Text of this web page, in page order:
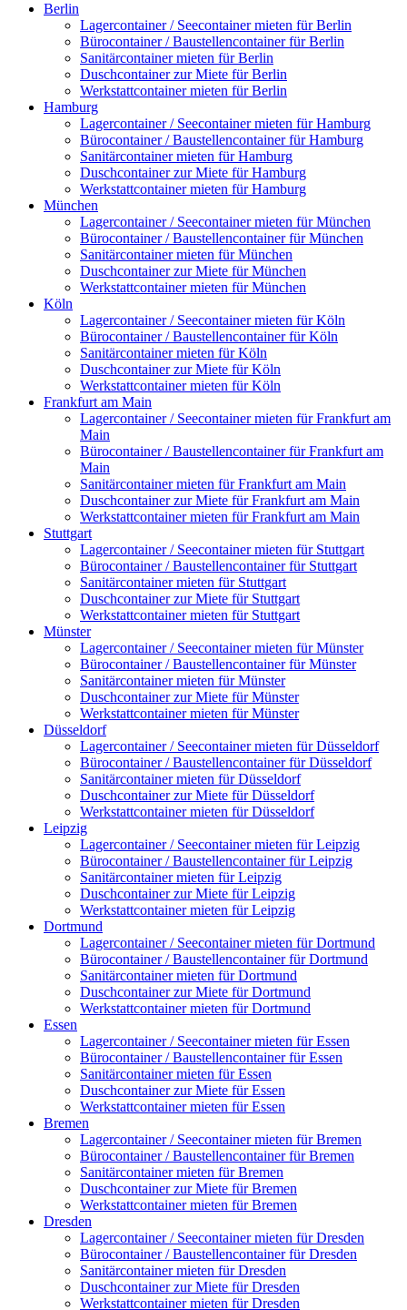
Berlin
Lagercontainer / Seecontainer mieten für Berlin
Bürocontainer / Baustellencontainer für Berlin
Sanitärcontainer mieten für Berlin
Duschcontainer zur Miete für Berlin
Werkstattcontainer mieten für Berlin
Hamburg
Lagercontainer / Seecontainer mieten für Hamburg
Bürocontainer / Baustellencontainer für Hamburg
Sanitärcontainer mieten für Hamburg
Duschcontainer zur Miete für Hamburg
Werkstattcontainer mieten für Hamburg
München
Lagercontainer / Seecontainer mieten für München
Bürocontainer / Baustellencontainer für München
Sanitärcontainer mieten für München
Duschcontainer zur Miete für München
Werkstattcontainer mieten für München
Köln
Lagercontainer / Seecontainer mieten für Köln
Bürocontainer / Baustellencontainer für Köln
Sanitärcontainer mieten für Köln
Duschcontainer zur Miete für Köln
Werkstattcontainer mieten für Köln
Frankfurt am Main
Lagercontainer / Seecontainer mieten für Frankfurt am
Main
Bürocontainer / Baustellencontainer für Frankfurt am
Main
Sanitärcontainer mieten für Frankfurt am Main
Duschcontainer zur Miete für Frankfurt am Main
Werkstattcontainer mieten für Frankfurt am Main
Stuttgart
Lagercontainer / Seecontainer mieten für Stuttgart
Bürocontainer / Baustellencontainer für Stuttgart
Sanitärcontainer mieten für Stuttgart
Duschcontainer zur Miete für Stuttgart
Werkstattcontainer mieten für Stuttgart
Münster
Lagercontainer / Seecontainer mieten für Münster
Bürocontainer / Baustellencontainer für Münster
Sanitärcontainer mieten für Münster
Duschcontainer zur Miete für Münster
Werkstattcontainer mieten für Münster
Düsseldorf
Lagercontainer / Seecontainer mieten für Düsseldorf
Bürocontainer / Baustellencontainer für Düsseldorf
Sanitärcontainer mieten für Düsseldorf
Duschcontainer zur Miete für Düsseldorf
Werkstattcontainer mieten für Düsseldorf
Leipzig
Lagercontainer / Seecontainer mieten für Leipzig
Bürocontainer / Baustellencontainer für Leipzig
Sanitärcontainer mieten für Leipzig
Duschcontainer zur Miete für Leipzig
Werkstattcontainer mieten für Leipzig
Dortmund
Lagercontainer / Seecontainer mieten für Dortmund
Bürocontainer / Baustellencontainer für Dortmund
Sanitärcontainer mieten für Dortmund
Duschcontainer zur Miete für Dortmund
Werkstattcontainer mieten für Dortmund
Essen
Lagercontainer / Seecontainer mieten für Essen
Bürocontainer / Baustellencontainer für Essen
Sanitärcontainer mieten für Essen
Duschcontainer zur Miete für Essen
Werkstattcontainer mieten für Essen
Bremen
Lagercontainer / Seecontainer mieten für Bremen
Bürocontainer / Baustellencontainer für Bremen
Sanitärcontainer mieten für Bremen
Duschcontainer zur Miete für Bremen
Werkstattcontainer mieten für Bremen
Dresden
Lagercontainer / Seecontainer mieten für Dresden
Bürocontainer / Baustellencontainer für Dresden
Sanitärcontainer mieten für Dresden
Duschcontainer zur Miete für Dresden
Werkstattcontainer mieten für Dresden